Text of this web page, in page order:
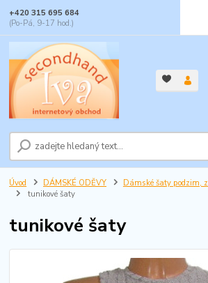
+420 315 695 684
(Po-Pá, 9-17 hod.)
Úvod DÁMSKÉ ODĚVY
Dámské šaty podzim,
tunikové šaty
tunikové šaty